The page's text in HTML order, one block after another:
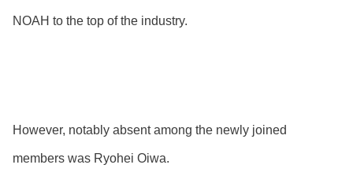
NOAH to the top of the industry.
However, notably absent among the newly joined
members was Ryohei Oiwa.